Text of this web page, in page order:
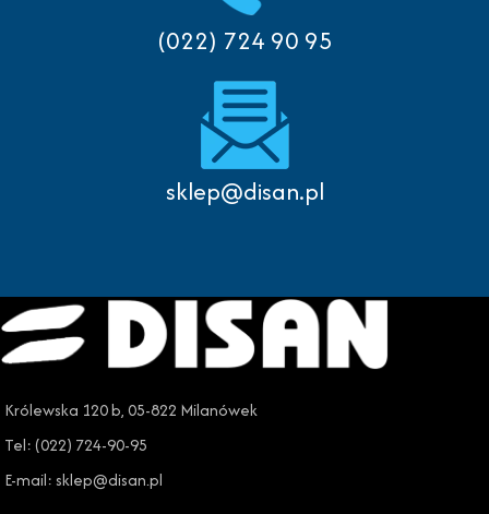
(022) 724 90 95
sklep@disan.pl
Królewska 120 b, 05-822 Milanówek
Tel: (022) 724-90-95
E-mail: sklep@disan.pl